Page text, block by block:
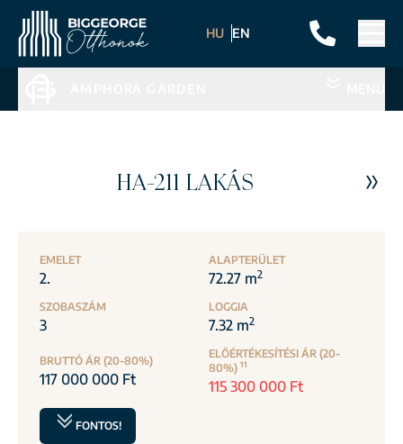
HU EN
HA-211 LAKÁS
EMELET
2.
ALAPTERÜLET
72.27 m2
SZOBASZÁM
3
LOGGIA
7.32 m2
BRUTTÓ ÁR (20-80%)
117 000 000 Ft
ELŐÉRTÉKESÍTÉSI ÁR (20-
80%) 11
115 300 000 Ft
FONTOS!